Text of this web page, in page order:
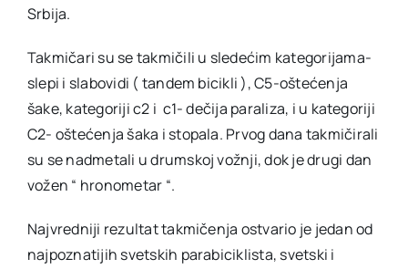
Srbija.
Takmičari su se takmičili u sledećim kategorijama-
slepi i slabovidi ( tandem bicikli ), C5-oštećenja
šake, kategoriji c2 i c1- dečija paraliza, i u kategoriji
C2- oštećenja šaka i stopala. Prvog dana takmičirali
su se nadmetali u drumskoj vožnji, dok je drugi dan
vožen “ hronometar “.
Najvredniji rezultat takmičenja ostvario je jedan od
najpoznatijih svetskih parabiciklista, svetski i